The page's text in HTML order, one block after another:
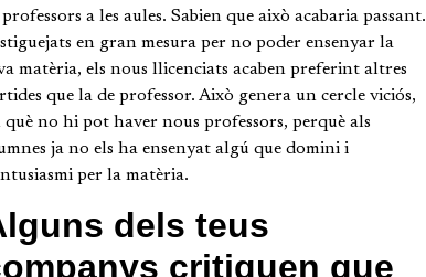
a les aules. Sabien que això acabaria passant.
en gran mesura per no poder ensenyar la
matèria, els nous llicenciats acaben preferint altres
que la de professor. Això genera un cercle viciós,
què no hi pot haver nous professors, perquè als
ja no els ha ensenyat algú que domini i
per la matèria.
dels teus
critiquen que